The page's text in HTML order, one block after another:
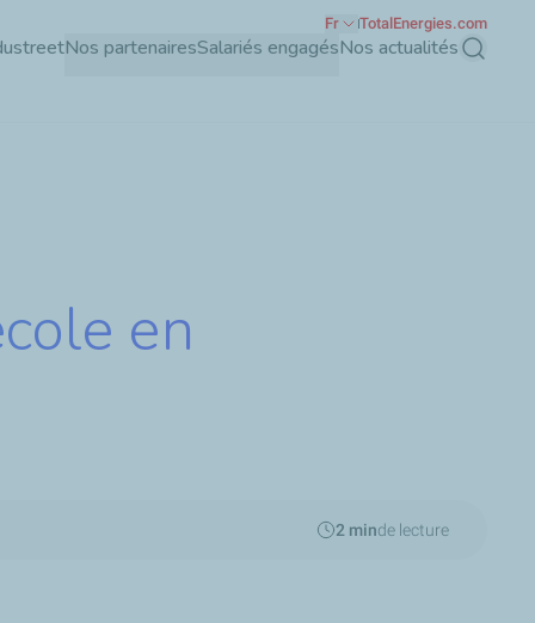
Nos partenairesSalariés engagésNos actualités
Fr TotalEnergies.com
en
2 minde lecture